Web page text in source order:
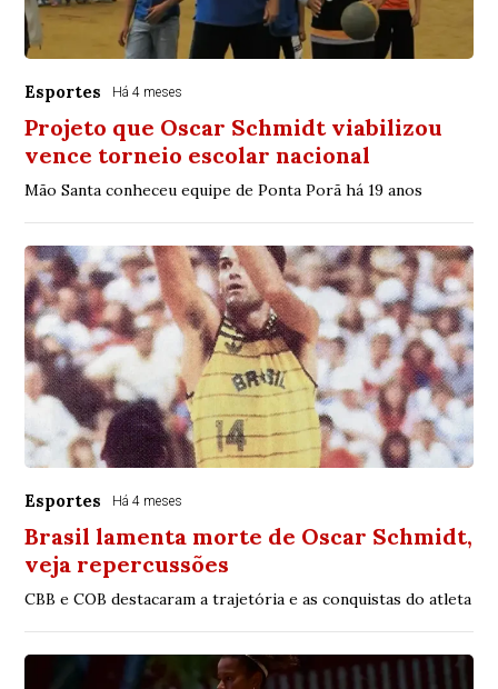
Esportes Há 4 meses
Projeto que Oscar Schmidt viabilizou
vence torneio escolar nacional
Mão Santa conheceu equipe de Ponta Porã há 19 anos
Esportes Há 4 meses
Brasil lamenta morte de Oscar Schmidt,
veja repercussões
CBB e COB destacaram a trajetória e as conquistas do atleta